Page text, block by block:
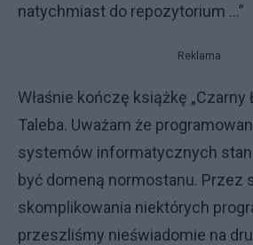
natychmiast do repozytorium …”
Reklama
Właśnie kończę książkę „Czarny
Taleba. Uważam że
systemów informatycznych
być domeną normostanu. Przez
skomplikowania niektórych
przeszliśmy nieświadomie na